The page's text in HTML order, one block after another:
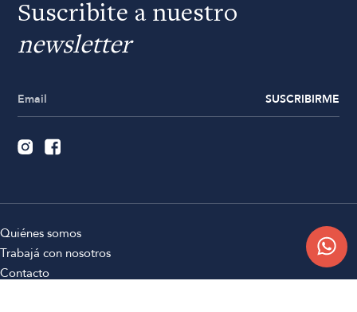
Suscribite a nuestro
newsletter
SUSCRIBIRME
Quiénes somos
Trabajá con nosotros
Contacto